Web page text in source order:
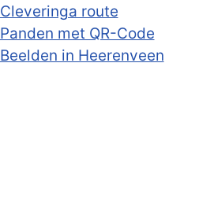
Cleveringa route
Panden met QR-Code
Beelden in Heerenveen